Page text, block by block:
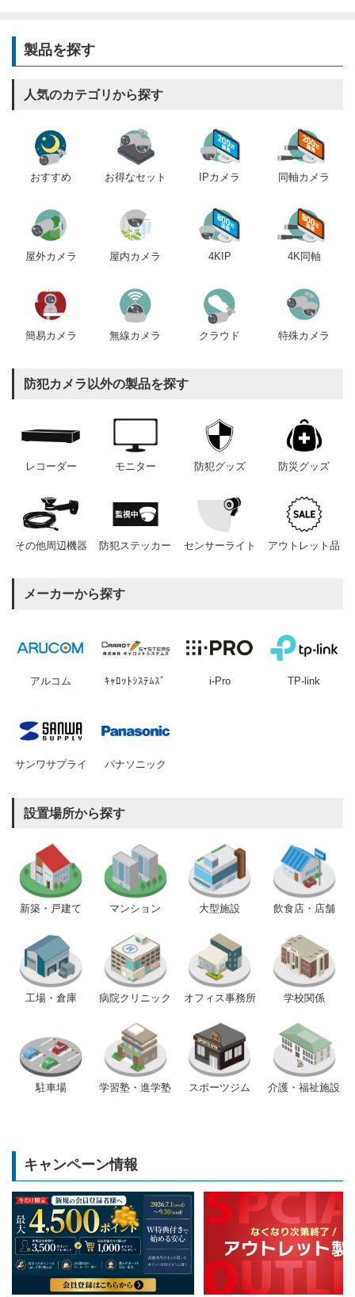
製品を探す
人気のカテゴリから探す
おすすめ お得なセット IPカメラ 同軸カメラ
屋外カメラ 屋内カメラ 4KIP 4K同軸
簡易カメラ 無線カメラ クラウド 特殊カメラ
防犯カメラ以外の製品を探す
レコーダー モニター 防犯グッズ 防災グッズ
その他周辺機器 防犯ステッカー センサーライト アウトレット品
メーカーから探す
アルコム ｷｬﾛｯﾄｼｽﾃﾑｽﾞ i-Pro TP-link
サンワサプライ パナソニック
設置場所から探す
新築・戸建て マンション 大型施設 飲食店・店舗
工場・倉庫 病院クリニック オフィス事務所 学校関係
駐車場 学習塾・進学塾 スポーツジム 介護・福祉施設
キャンペーン情報